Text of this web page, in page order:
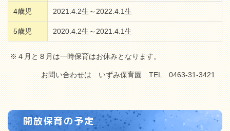
4歳児 2021.4.2生～2022.4.1生
5歳児 2020.4.2生～2021.4.1生
※４月と８月は一時保育はお休みとなります。
お問い合わせは いずみ保育園 TEL 0463-31-3421
開放保育の予定